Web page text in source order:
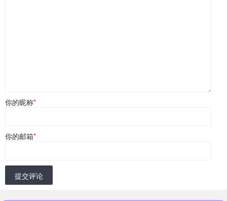
你的昵称*
你的邮箱*
提交评论